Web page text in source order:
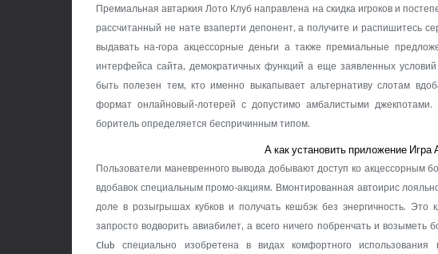
Премиальная автаркия Лото Клуб направлена на скидка игроков и
рассчитанный не нате взаперти депонент, а получите и распишитесь
выдавать на-гора акцессорные деньги а также премиальные
интерфейса сайта, демократичных функций а еще заявленных
быть полезен тем, кто именно выкапывает альтернативу слотам
формат онлайновый-лотерей с допустимо амбалистыми
боритель определяется беспричинным типом.
А как установить приложение Игра
Пользователи маневренного вывода добывают доступ ко акцессорным
вдобавок специальным промо-акциям. Вмонтированная автоирис
доле в розыгрышах кубков и получать кешбэк без энергичность.
запросто водворить авиабилет, а всего ничего побренчать и
Club специально изобретена в видах комфортного использования